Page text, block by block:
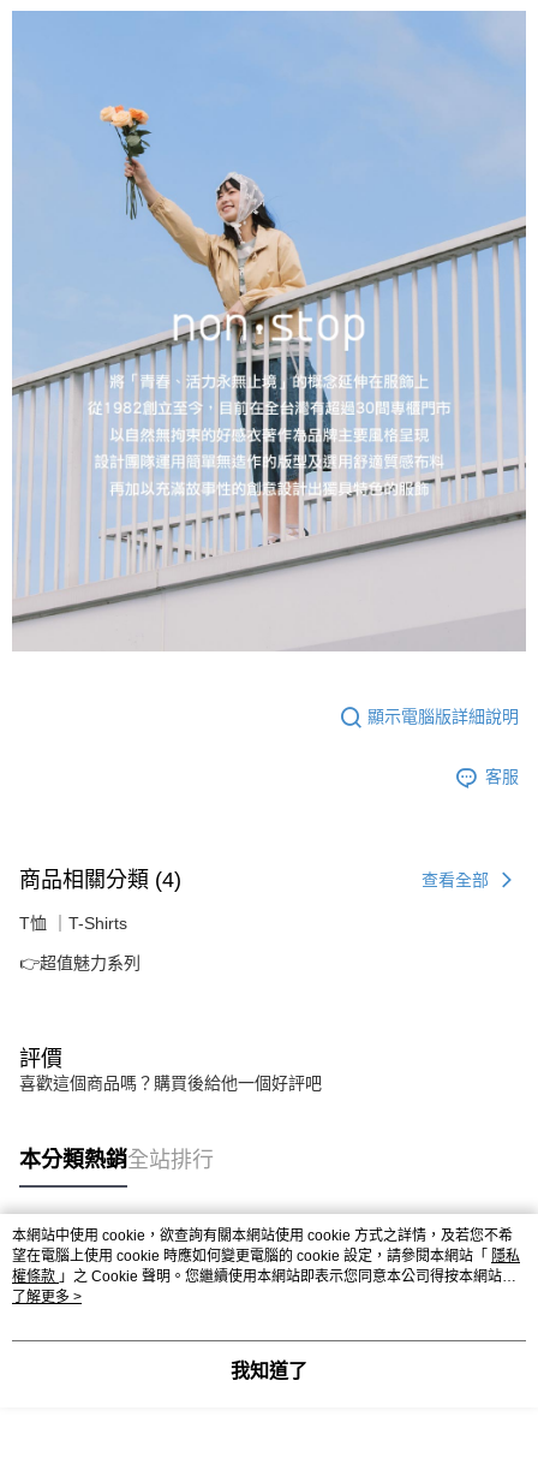
顯示電腦版詳細說明
客服
商品相關分類 (4) 查看全部
T恤 ｜T-Shirts
👉超值魅力系列
評價
喜歡這個商品嗎？購買後給他一個好評吧
本分類熱銷全站排行
熱門標籤
本網站中使用 cookie，欲查詢有關本網站使用 cookie 方式之詳情，及若您不希
望在電腦上使用 cookie 時應如何變更電腦的 cookie 設定，請參閱本網站「 隱私
權條款 」之 Cookie 聲明。您繼續使用本網站即表示您同意本公司得按本網站使
用條款之 Cookie 聲明使用 cookie。
了解更多 >
我知道了